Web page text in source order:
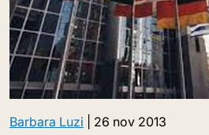
Barbara Luzi 26 nov 2013